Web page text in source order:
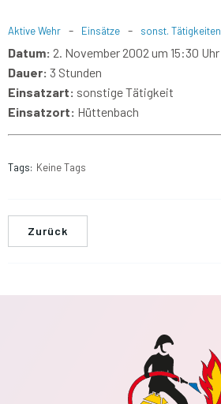
Aktive Wehr - Einsätze - sonst. Tätigkeiten
Datum: 2. November 2002 um 15:30 Uhr
Dauer: 3 Stunden
Einsatzart: sonstige Tätigkeit
Einsatzort: Hüttenbach
Tags: Keine Tags
Zurück